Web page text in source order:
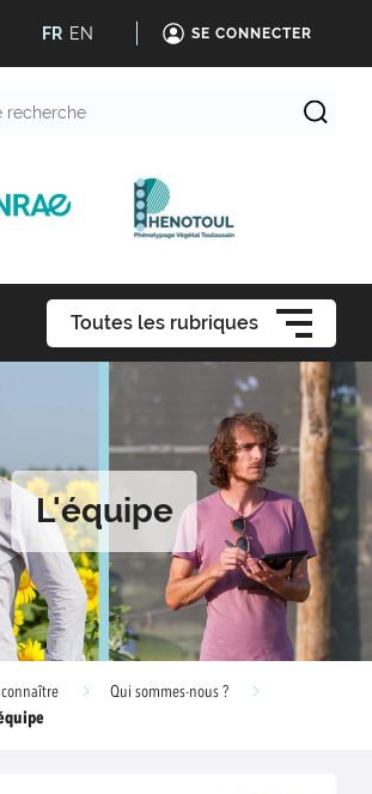
FR EN SE CONNECTER
Toutes les rubriques
L'équipe
connaître
Qui sommes-nous ?